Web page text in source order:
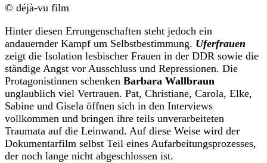
© déjà-vu film
Hinter diesen Errungenschaften steht jedoch ein
andauernder Kampf um Selbstbestimmung. Uferfrauen
zeigt die Isolation lesbischer Frauen in der DDR sowie die
ständige Angst vor Ausschluss und Repressionen. Die
Protagonistinnen schenken Barbara Wallbraun
unglaublich viel Vertrauen. Pat, Christiane, Carola, Elke,
Sabine und Gisela öffnen sich in den Interviews
vollkommen und bringen ihre teils unverarbeiteten
Traumata auf die Leinwand. Auf diese Weise wird der
Dokumentarfilm selbst Teil eines Aufarbeitungsprozesses,
der noch lange nicht abgeschlossen ist.